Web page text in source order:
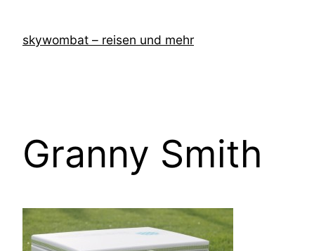
springenskywombat – reisen und mehr
Granny Smith